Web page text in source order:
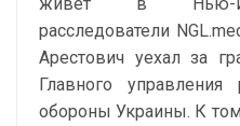
расследователи
Арестович уехал за
Главного управления
обороны Украины. К